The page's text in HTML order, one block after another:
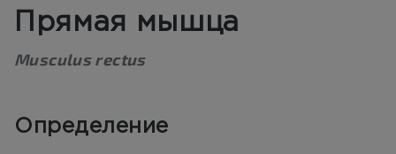
Прямая мышца
Musculus rectus
Определение